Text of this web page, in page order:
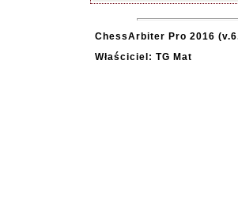
ChessArbiter Pro 2016
Właściciel: TG Mat